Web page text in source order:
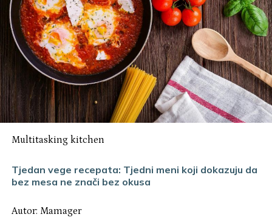
Multitasking kitchen
Tjedan vege recepata: Tjedni meni koji dokazuju da
bez mesa ne znači bez okusa
Autor: Mamager